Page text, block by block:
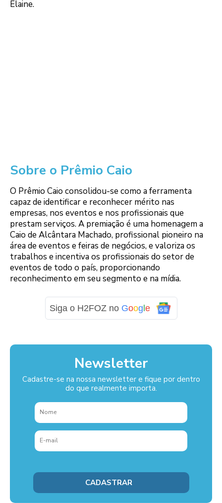
Elaine.
Sobre o Prêmio Caio
O Prêmio Caio consolidou-se como a ferramenta
capaz de identificar e reconhecer mérito nas
empresas, nos eventos e nos profissionais que
prestam serviços. A premiação é uma homenagem a
Caio de Alcântara Machado, profissional pioneiro na
área de eventos e feiras de negócios, e valoriza os
trabalhos e incentiva os profissionais do setor de
eventos de todo o país, proporcionando
reconhecimento em seu segmento e na mídia.
Siga o H2FOZ no Goog e
Newsletter
Cadastre-se na nossa newsletter e fique por dentro
do que realmente importa.